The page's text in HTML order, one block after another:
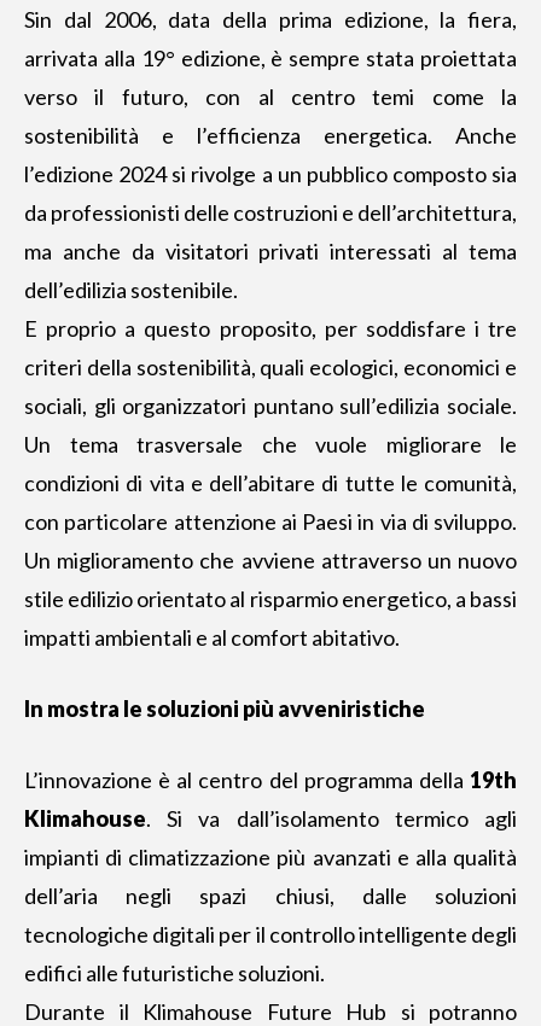
Sin dal 2006, data della prima edizione, la fiera,
arrivata alla 19° edizione, è sempre stata proiettata
verso il futuro, con al centro temi come la
sostenibilità e l’efficienza energetica. Anche
l’edizione 2024 si rivolge a un pubblico composto sia
da professionisti delle costruzioni e dell’architettura,
ma anche da visitatori privati interessati al tema
dell’edilizia sostenibile.
E proprio a questo proposito, per soddisfare i tre
criteri della sostenibilità, quali ecologici, economici e
sociali, gli organizzatori puntano sull’edilizia sociale.
Un tema trasversale che vuole migliorare le
condizioni di vita e dell’abitare di tutte le comunità,
con particolare attenzione ai Paesi in via di sviluppo.
Un miglioramento che avviene attraverso un nuovo
stile edilizio orientato al risparmio energetico, a bassi
impatti ambientali e al comfort abitativo.
In mostra le soluzioni più avveniristiche
L’innovazione è al centro del programma della 19th
Klimahouse. Si va dall’isolamento termico agli
impianti di climatizzazione più avanzati e alla qualità
dell’aria negli spazi chiusi, dalle soluzioni
tecnologiche digitali per il controllo intelligente degli
edifici alle futuristiche soluzioni.
Durante il Klimahouse Future Hub si potranno